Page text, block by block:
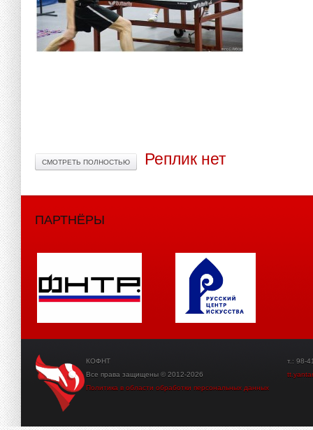
СМОТРЕТЬ ПОЛНОСТЬЮ Реплик нет
ПАРТНЁРЫ
КОФНТ
Все права защищены © 2012-2026
Политика в области обработки персональных данных
т.: 98-41-